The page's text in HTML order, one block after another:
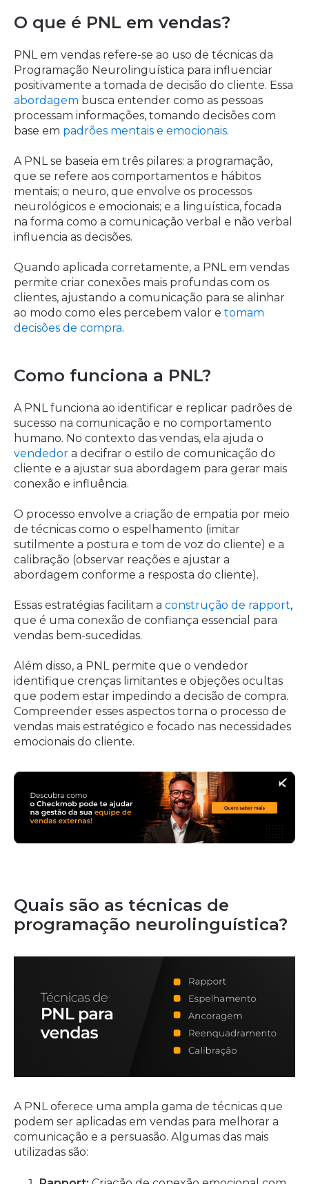
O que é PNL em vendas?
PNL em vendas refere-se ao uso de técnicas da
Programação Neurolinguística para influenciar
positivamente a tomada de decisão do cliente. Essa
abordagem busca entender como as pessoas
processam informações, tomando decisões com
base em padrões mentais e emocionais.
A PNL se baseia em três pilares: a programação,
que se refere aos comportamentos e hábitos
mentais; o neuro, que envolve os processos
neurológicos e emocionais; e a linguística, focada
na forma como a comunicação verbal e não verbal
influencia as decisões.
Quando aplicada corretamente, a PNL em vendas
permite criar conexões mais profundas com os
clientes, ajustando a comunicação para se alinhar
ao modo como eles percebem valor e tomam
decisões de compra.
Como funciona a PNL?
A PNL funciona ao identificar e replicar padrões de
sucesso na comunicação e no comportamento
humano. No contexto das vendas, ela ajuda o
vendedor a decifrar o estilo de comunicação do
cliente e a ajustar sua abordagem para gerar mais
conexão e influência.
O processo envolve a criação de empatia por meio
de técnicas como o espelhamento (imitar
sutilmente a postura e tom de voz do cliente) e a
calibração (observar reações e ajustar a
abordagem conforme a resposta do cliente).
Essas estratégias facilitam a construção de rapport,
que é uma conexão de confiança essencial para
vendas bem-sucedidas.
Além disso, a PNL permite que o vendedor
identifique crenças limitantes e objeções ocultas
que podem estar impedindo a decisão de compra.
Compreender esses aspectos torna o processo de
vendas mais estratégico e focado nas necessidades
emocionais do cliente.
Quais são as técnicas de
programação neurolinguística?
A PNL oferece uma ampla gama de técnicas que
podem ser aplicadas em vendas para melhorar a
comunicação e a persuasão. Algumas das mais
utilizadas são: